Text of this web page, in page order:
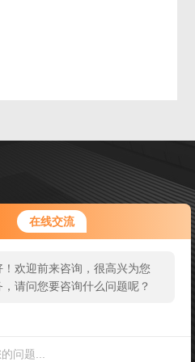
在线交流
！欢迎前来咨询，很高兴为您
，请问您要咨询什么问题呢？
，看您停留很久了，是否找到
求产品，您可以直接在线与我
花园村6号（近韩国慕色摄